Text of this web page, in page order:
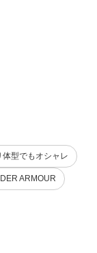
型でもオシャレ
ARMOUR